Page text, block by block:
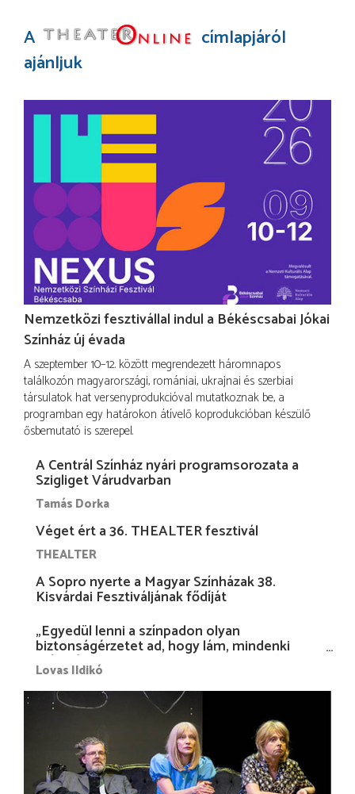
A
címlapjáról
ajánljuk
Nemzetközi fesztivállal indul a Békéscsabai Jókai
Színház új évada
A szeptember 10–12. között megrendezett háromnapos
találkozón magyarországi, romániai, ukrajnai és szerbiai
társulatok hat versenyprodukcióval mutatkoznak be, a
programban egy határokon átívelő koprodukcióban készülő
ősbemutató is szerepel.
A Centrál Színház nyári programsorozata a
Szigliget Várudvarban
Tamás Dorka
Véget ért a 36. THEALTER fesztivál
THEALTER
A Sopro nyerte a Magyar Színházak 38.
Kisvárdai Fesztiváljának fődíját
„Egyedül lenni a színpadon olyan
biztonságérzetet ad, hogy lám, mindenki
más nélkül is megvagyok magammal…”
Lovas Ildikó